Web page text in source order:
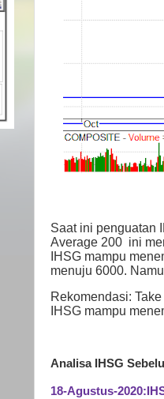
Saat ini penguatan
Average 200 ini
IHSG mampu
menuju 6000.
Rekomendasi:
IHSG mampu
Analisa IHSG
18-Agustus-